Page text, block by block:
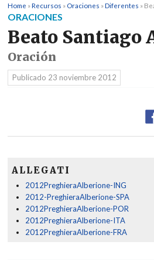
Dónde estamos
Noticias
Recursos
Home »Recursos » Oraciones »Diferentes »
ORACIONES
Beato Santiago
Oración
Publicado 23 noviembre 2012
ALLEGATI
2012PreghieraAlberione-ING
2012-PreghieraAlberione-SPA
2012PreghieraAlberione-POR
2012PreghieraAlberione-ITA
2012PreghieraAlberione-FRA